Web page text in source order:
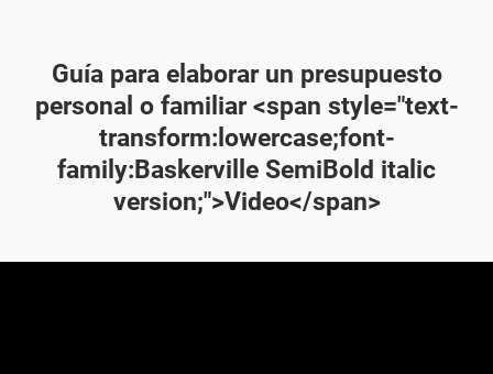
Guía para elaborar un presupuesto
personal o familiar <span style="text-
transform:lowercase;font-
family:Baskerville SemiBold italic
version;">Video</span>